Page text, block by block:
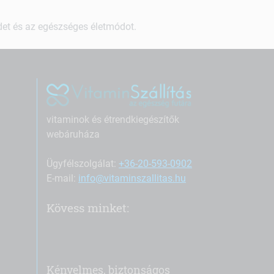
és az egészséges életmódot.
vitaminok és étrendkiegészítők
webáruháza
Ügyfélszolgálat: +36-20-593-0902
E-mail: info@vitaminszallitas.hu
Kövess minket:
Kényelmes, biztonságos